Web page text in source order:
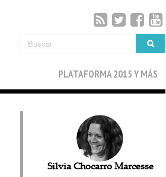
PLATAFORMA 2015 Y MÁS
Silvia Chocarro Marcesse